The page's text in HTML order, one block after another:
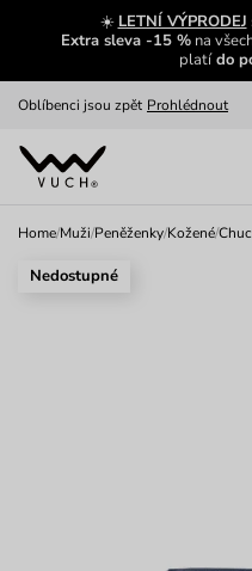
☀️ LETNÍ VÝPRODEJ
Extra sleva -15 % na
platído
Zajímavosti ze světa Vuch:
Zobrazit
Oblíbenci jsou zpět Prohlédnout
Nech se inspirovat
Home/Muži/Peněženky/Kožené/
Nedostupné